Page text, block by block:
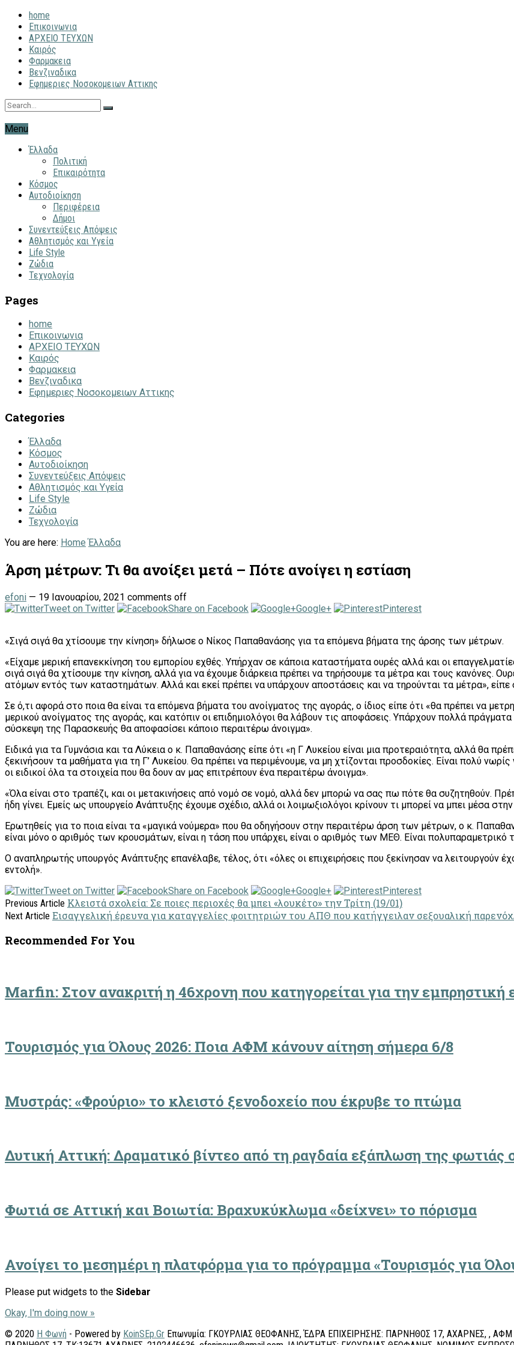
home
Επικοινωνια
ΑΡΧΕΙΟ ΤΕΥΧΩΝ
Καιρός
Φαρμακεια
Βενζιναδικα
Εφημεριες Νοσοκομειων Αττικης
Menu
Έλλαδα
Πολιτική
Επικαιρότητα
Κόσμος
Αυτοδιοίκηση
Περιφέρεια
Δήμοι
Συνεντεύξεις Απόψεις
Αθλητισμός και Υγεία
Life Style
Ζώδια
Τεχνολογία
Pages
home
Επικοινωνια
ΑΡΧΕΙΟ ΤΕΥΧΩΝ
Καιρός
Φαρμακεια
Βενζιναδικα
Εφημεριες Νοσοκομειων Αττικης
Categories
Έλλαδα
Κόσμος
Αυτοδιοίκηση
Συνεντεύξεις Απόψεις
Αθλητισμός και Υγεία
Life Style
Ζώδια
Τεχνολογία
You are here: Home Έλλαδα
Άρση μέτρων: Τι θα ανοίξει μετά – Πότε ανοίγει η εστίαση
efoni — 19 Ιανουαρίου, 2021 comments off
Tweet on Twitter
Share on Facebook Google+ Pinterest
«Σιγά σιγά θα χτίσουμε την κίνηση» δήλωσε ο Νίκος Παπαθανάσης για τα επόμενα βήματα της άρσης των μέτρων.
«Είχαμε μερική επανεκκίνηση του εμπορίου εχθές. Υπήρχαν σε κάποια καταστήματα ουρές αλλά και οι
σιγά σιγά θα χτίσουμε την κίνηση, αλλά για να έχουμε διάρκεια πρέπει να τηρήσουμε τα μέτρα και τους κανόνες.
ατόμων εντός των καταστημάτων. Αλλά και εκεί πρέπει να υπάρχουν αποστάσεις και να τηρούνται τα μέτρα»,
Σε ό,τι αφορά στο ποια θα είναι τα επόμενα βήματα του ανοίγματος της αγοράς, ο ίδιος είπε ότι «θα πρέπει να
μερικού ανοίγματος της αγοράς, και κατόπιν οι επιδημιολόγοι θα λάβουν τις αποφάσεις. Υπάρχουν πολλά
σύσκεψη της Παρασκευής θα αποφασίσει κάποιο περαιτέρω άνοιγμα».
Ειδικά για τα Γυμνάσια και τα Λύκεια ο κ. Παπαθανάσης είπε ότι «η Γ Λυκείου είναι μια προτεραιότητα, αλλά θα
ξεκινήσουν τα μαθήματα για τη Γ’ Λυκείου. Θα πρέπει να περιμένουμε, να μη χτίζονται προσδοκίες. Είναι πολύ
οι ειδικοί όλα τα στοιχεία που θα δουν αν μας επιτρέπουν ένα περαιτέρω άνοιγμα».
«Όλα είναι στο τραπέζι, και οι μετακινήσεις από νομό σε νομό, αλλά δεν μπορώ να σας πω πότε θα συζητηθούν.
ήδη γίνει. Εμείς ως υπουργείο Ανάπτυξης έχουμε σχέδιο, αλλά οι λοιμωξιολόγοι κρίνουν τι μπορεί να μπει μέσα
Ερωτηθείς για το ποια είναι τα «μαγικά νούμερα» που θα οδηγήσουν στην περαιτέρω άρση των μέτρων, ο κ.
είναι μόνο ο αριθμός των κρουσμάτων, είναι η τάση που υπάρχει, είναι ο αριθμός των ΜΕΘ. Είναι πολυπαραμετρικό
Ο αναπληρωτής υπουργός Ανάπτυξης επανέλαβε, τέλος, ότι «όλες οι επιχειρήσεις που ξεκίνησαν να λειτουργούν
εντολή».
Tweet on Twitter
Share on Facebook Google+
Pinterest
Previous Article Κλειστά σχολεία: Σε ποιες περιοχές θα μπει «λουκέτο» την Τρίτη (19/01)
Next Article Εισαγγελική έρευνα για καταγγελίες φοιτητριών του ΑΠΘ που κατήγγειλαν σεξουαλική
Recommended For You
Marfin: Στον ανακριτή η 46χρονη που κατηγορείται για την εμπρηστική
Τουρισμός για Όλους 2026: Ποια ΑΦΜ κάνουν αίτηση σήμερα 6/8
Μυστράς: «Φρούριο» το κλειστό ξενοδοχείο που έκρυβε το πτώμα
Δυτική Αττική: Δραματικό βίντεο από τη ραγδαία εξάπλωση της φωτιάς
Φωτιά σε Αττική και Βοιωτία: Βραχυκύκλωμα «δείχνει» το πόρισμα
Ανοίγει το μεσημέρι η πλατφόρμα για το πρόγραμμα «Τουρισμός για
Please put widgets to the Sidebar
Okay, I'm doing now »
© 2020 Η Φωνή - Powered by KoinSEp.Gr Επωνυμία: ΓΚΟΥΡΛΙΑΣ ΘΕΟΦΑΝΗΣ, ΈΔΡΑ ΕΠΙΧΕΙΡΗΣΗΣ: ΠΑΡΝΗΘΟΣ 17, ΑΧΑΡΝΕΣ, , ΑΦΜ